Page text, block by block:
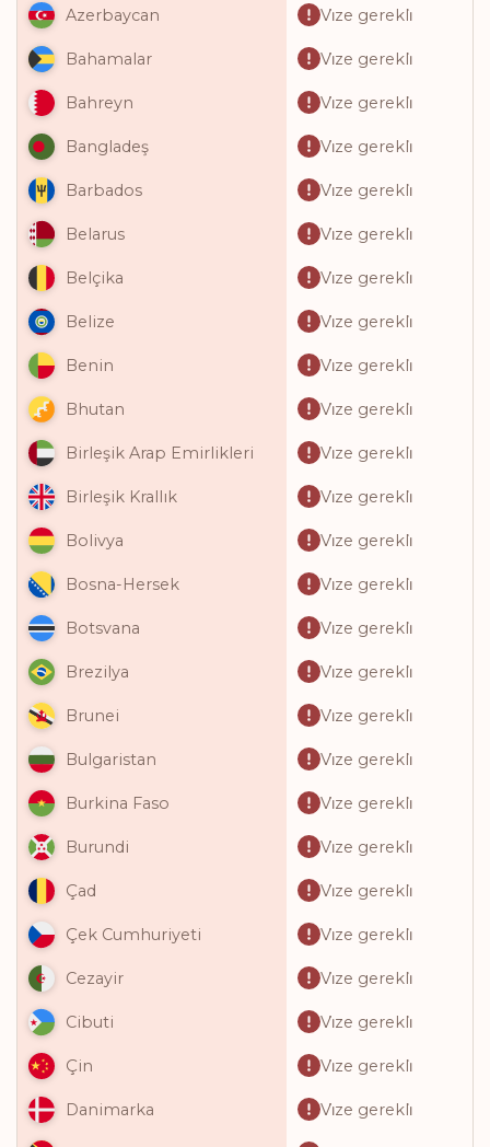
Azerbaycan Vi̇ze gerekli̇
Bahamalar Vi̇ze gerekli̇
Bahreyn Vi̇ze gerekli̇
Bangladeş Vi̇ze gerekli̇
Barbados Vi̇ze gerekli̇
Belarus Vi̇ze gerekli̇
Belçika Vi̇ze gerekli̇
Belize Vi̇ze gerekli̇
Benin Vi̇ze gerekli̇
Bhutan Vi̇ze gerekli̇
Birleşik Arap Emirlikleri Vi̇ze gerekli̇
Birleşik Krallık Vi̇ze gerekli̇
Bolivya Vi̇ze gerekli̇
Bosna-Hersek Vi̇ze gerekli̇
Botsvana Vi̇ze gerekli̇
Brezilya Vi̇ze gerekli̇
Brunei Vi̇ze gerekli̇
Bulgaristan Vi̇ze gerekli̇
Burkina Faso Vi̇ze gerekli̇
Burundi Vi̇ze gerekli̇
Çad Vi̇ze gerekli̇
Çek Cumhuriyeti Vi̇ze gerekli̇
Cezayir Vi̇ze gerekli̇
Cibuti Vi̇ze gerekli̇
Çin Vi̇ze gerekli̇
Danimarka Vi̇ze gerekli̇